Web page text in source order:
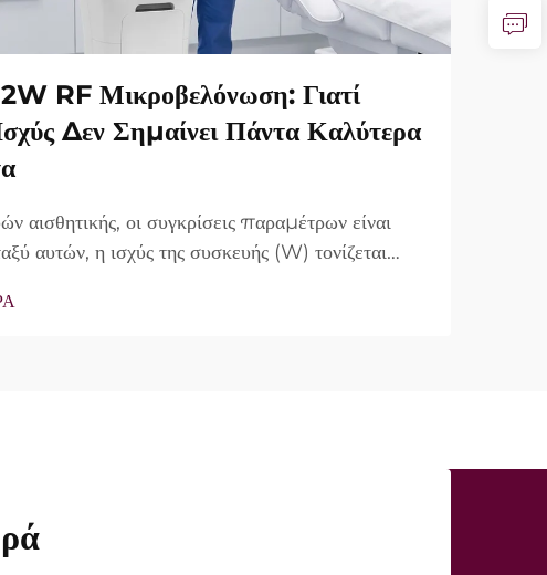
RF Μικροβελόνωση: Γιατί
Δεν Σημαίνει Πάντα Καλύτερα
αισθητικής, οι συγκρίσεις παραμέτρων είναι
αυτών, η ισχύς της συσκευής (W) τονίζεται
είναι πολύ διαφορετική. Σε πολλές